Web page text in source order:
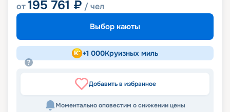
от195 761 ₽ / чел
Выбор каюты
+1 000Круизных миль
Добавить в избранное
Моментально оповестим о снижении цены